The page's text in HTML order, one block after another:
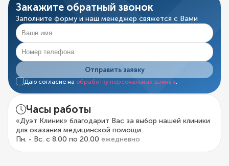
Закажите обратный звонок
Заполните форму и наш менеджер свяжется с Вами
Отправить заявку
Даю согласие на обработку персональных данных.
Часы работы
«Дуэт Клиник» благодарит Вас за выбор нашей клиники
для оказания медицинской помощи.
Пн. - Вс. с 8.00 по 20.00 ежедневно